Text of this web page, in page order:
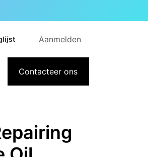
Aanmelden
IntermediContacteer ons